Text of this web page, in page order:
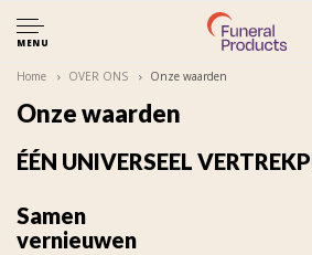
MENU
Home OVER ONS Onze waarden
Onze waarden
ÉÉN UNIVERSEEL
Samen
vernieuwen